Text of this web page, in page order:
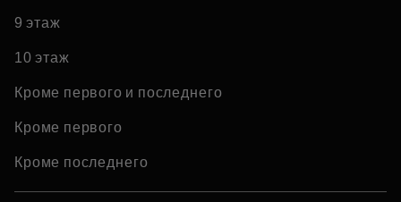
9 этаж
10 этаж
Кроме первого и последнего
Кроме первого
Кроме последнего